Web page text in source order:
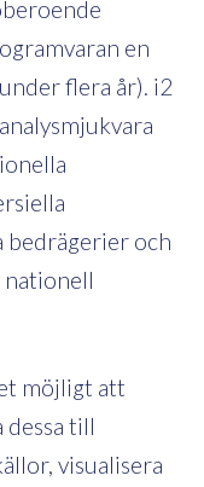
en
flera år). i2
bedrägerier och
möjligt att
dessa till
visualisera